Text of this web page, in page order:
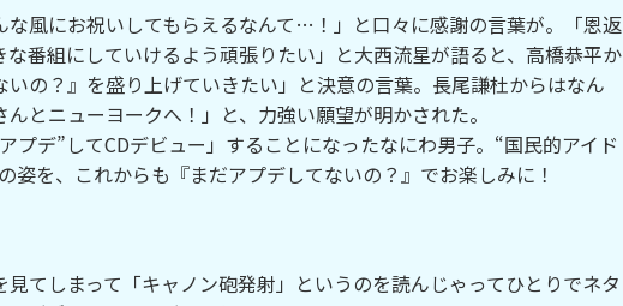
風にお祝いしてもらえるなんて…！」と口々に感謝の言葉が。「恩返
番組にしていけるよう頑張りたい」と大西流星が語ると、高橋恭平か
の？』を盛り上げていきたい」と決意の言葉。長尾謙杜からはなん
とニューヨークへ！」と、力強い願望が明かされた。
デ”してCDデビュー」することになったなにわ男子。“国民的アイド
を、これからも『まだアプデしてないの？』でお楽しみに！
てしまって「キャノン砲発射」というのを読んじゃってひとりでネタ